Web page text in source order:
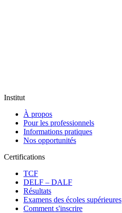
Institut
À propos
Pour les professionnels
Informations pratiques
Nos opportunités
Certifications
TCF
DELF – DALF
Résultats
Examens des écoles supérieures
Comment s'inscrire